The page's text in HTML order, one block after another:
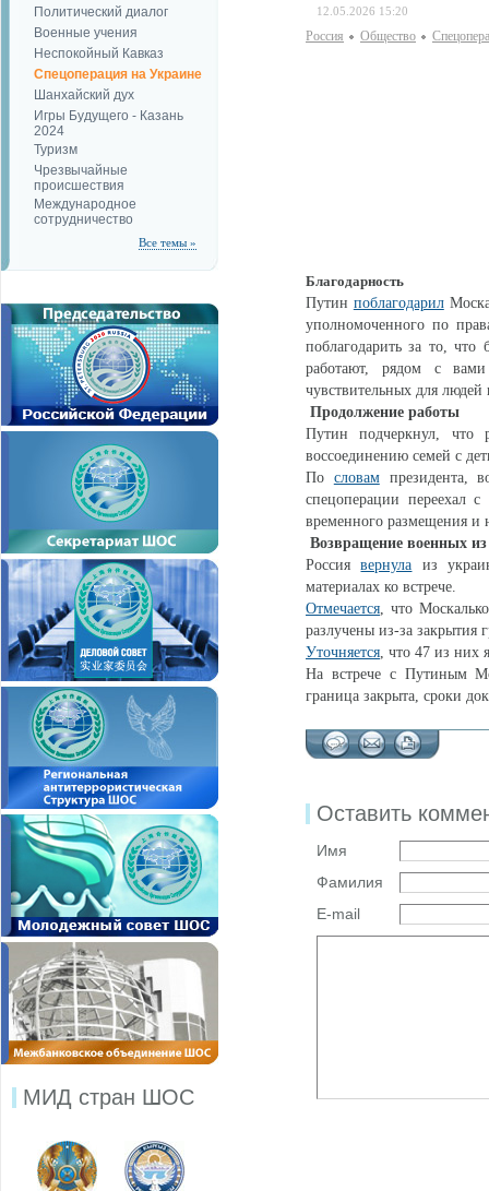
Политический диалог
Военные учения
Неспокойный Кавказ
Спецоперация на Украине
Шанхайский дух
Игры Будущего - Казань
2024
Туризм
Чрезвычайные
происшествия
Международное
сотрудничество
Все темы »
МИД стран ШОС
12.05.2026 15:20
Россия Общество
Благодарность
Путин поблагодарил
уполномоченного по
поблагодарить за то,
работают, рядом с
чувствительных для людей
Продолжение работы
Путин подчеркнул, что
воссоединению семей с
По словампрезидента,
спецоперации переехал
временного размещения и
Возвращение военных из
Россиявернула из
материалах ко встрече.
Отмечается, что
разлучены из-за закрытия
Уточняется, что 47 из них
На встрече с Путиным
граница закрыта, сроки
Оставить
Имя
Фамилия
E-mail